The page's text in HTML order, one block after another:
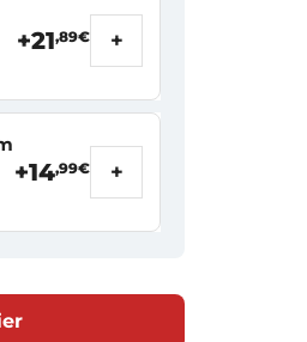
+21,89€ +
+14,99€ +